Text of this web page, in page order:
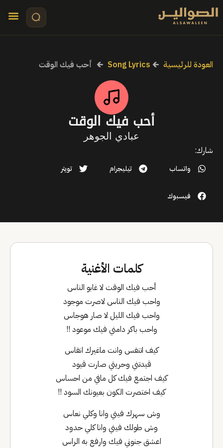
العودة للرئيسية 🡰
Song Lyrics
🡰 أحب فيك الوقت
أحب فيك الوقت
عبادي الجوهر
شارك:
واتساب تيليجرام تويتر
فيسبوك
كلمات الأغنية
أحب فيك الوقت لا غابو الناس
واحب فيك الناس لاصرت موجود
واحب فيك الليل لا صار هوجاس
واحب باكر دامني فيك موعود !!
كيف اتنفس وانت ماغيرك انفاس
قيدتني وحريتي صارت قيود
كيف اجتمع فيك كل مافي من احساس
كيف اختصرت الكون بعيونك السود !!
وش سهرك فيني وانا وكلي نعاس
وش طولك فيني وانا كلي حدود
اعشق جنوني فيك وارفع به الراس